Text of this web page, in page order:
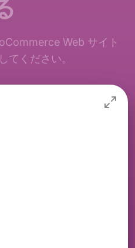
Web サイト
てください。